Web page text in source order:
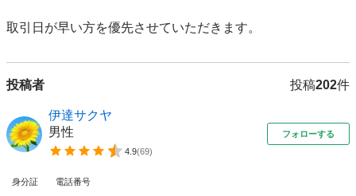
取引日が早い方を優先させていただきます。
投稿者 投稿202件
伊達サクヤ
男性
4.9(69)
フォローする
身分証 電話番号